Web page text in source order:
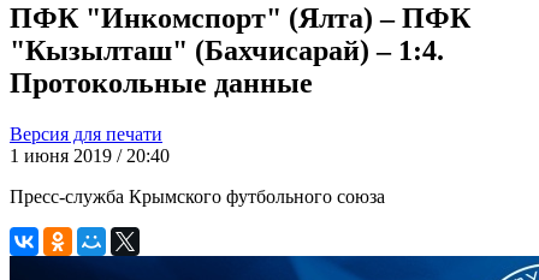
ПФК "Инкомспорт" (Ялта) – ПФК
"Кызылташ" (Бахчисарай) – 1:4.
Протокольные данные
Версия для печати
1 июня 2019 / 20:40
Пресс-служба Крымского футбольного союза